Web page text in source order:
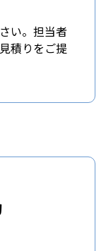
い。担当者
積りをご提